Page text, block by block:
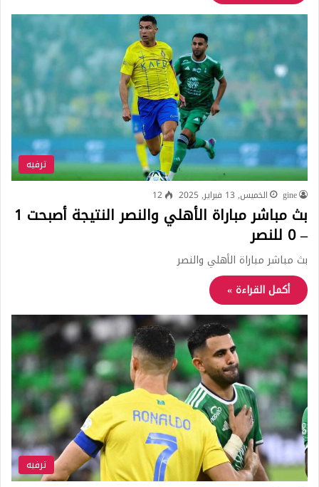
ترفيه
gine الخميس, 13 فبراير, 2025 12
بث مباشر مباراة الأهلي والنصر النتيجة أصبحت 1
– 0 للنصر
بث مباشر مباراة الأهلي والنصر
أكمل القراءة »
ترفيه